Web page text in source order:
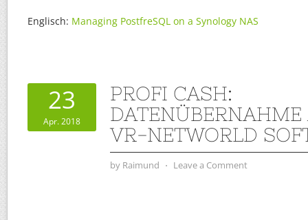
Englisch: Managing PostfreSQL on a Synology NAS
23
Apr. 2018
PROFI CASH:
DATENÜBERNAHME
VR-NETWORLD
by Raimund ⋅ Leave a Comment